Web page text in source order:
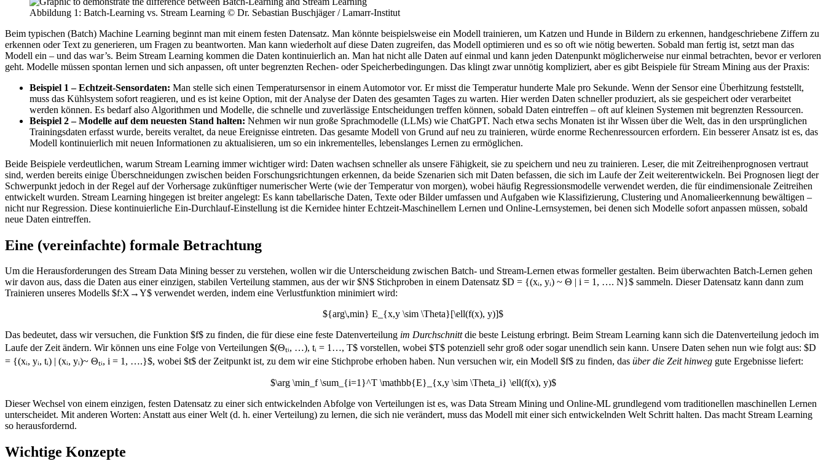
Abbildung 1: Batch-Learning vs. Stream Learning © Dr. Sebastian Buschjäger / Lamarr-Institut
Beim typischen (Batch) Machine Learning beginnt man mit einem festen Datensatz. Man könnte beispielsweise ein Modell trainieren, um Katzen und Hunde in Bildern zu erkennen, handgeschriebene Ziffern zu
erkennen oder Text zu generieren, um Fragen zu beantworten. Man kann wiederholt auf diese Daten zugreifen, das Modell optimieren und es so oft wie nötig bewerten. Sobald man fertig ist, setzt man das
Modell ein – und das war’s. Beim Stream Learning kommen die Daten kontinuierlich an. Man hat nicht alle Daten auf einmal und kann jeden Datenpunkt möglicherweise nur einmal betrachten, bevor er verloren
geht. Modelle müssen spontan lernen und sich anpassen, oft unter begrenzten Rechen- oder Speicherbedingungen. Das klingt zwar unnötig kompliziert, aber es gibt Beispiele für Stream Mining aus der Praxis:
Beispiel 1 – Echtzeit-Sensordaten: Man stelle sich einen Temperatursensor in einem Automotor vor. Er misst die Temperatur hunderte Male pro Sekunde. Wenn der Sensor eine Überhitzung feststellt,
muss das Kühlsystem sofort reagieren, und es ist keine Option, mit der Analyse der Daten des gesamten Tages zu warten. Hier werden Daten schneller produziert, als sie gespeichert oder verarbeitet
werden können. Es bedarf also Algorithmen und Modelle, die schnelle und zuverlässige Entscheidungen treffen können, sobald Daten eintreffen – oft auf kleinen Systemen mit begrenzten Ressourcen.
Beispiel 2 – Modelle auf dem neuesten Stand halten: Nehmen wir nun große Sprachmodelle (LLMs) wie ChatGPT. Nach etwa sechs Monaten ist ihr Wissen über die Welt, das in den ursprünglichen
Trainingsdaten erfasst wurde, bereits veraltet, da neue Ereignisse eintreten. Das gesamte Modell von Grund auf neu zu trainieren, würde enorme Rechenressourcen erfordern. Ein besserer Ansatz ist es, das
Modell kontinuierlich mit neuen Informationen zu aktualisieren, um so ein inkrementelles, lebenslanges Lernen zu ermöglichen.
Beide Beispiele verdeutlichen, warum Stream Learning immer wichtiger wird: Daten wachsen schneller als unsere Fähigkeit, sie zu speichern und neu zu trainieren. Leser, die mit Zeitreihenprognosen vertraut
sind, werden bereits einige Überschneidungen zwischen beiden Forschungsrichtungen erkennen, da beide Szenarien sich mit Daten befassen, die sich im Laufe der Zeit weiterentwickeln. Bei Prognosen liegt der
Schwerpunkt jedoch in der Regel auf der Vorhersage zukünftiger numerischer Werte (wie der Temperatur von morgen), wobei häufig Regressionsmodelle verwendet werden, die für eindimensionale Zeitreihen
entwickelt wurden. Stream Learning hingegen ist breiter angelegt: Es kann tabellarische Daten, Texte oder Bilder umfassen und Aufgaben wie Klassifizierung, Clustering und Anomalieerkennung bewältigen –
nicht nur Regression. Diese kontinuierliche Ein-Durchlauf-Einstellung ist die Kernidee hinter Echtzeit-Maschinellem Lernen und Online-Lernsystemen, bei denen sich Modelle sofort anpassen müssen, sobald
neue Daten eintreffen.
Eine (vereinfachte) formale Betrachtung
Um die Herausforderungen des Stream Data Mining besser zu verstehen, wollen wir die Unterscheidung zwischen Batch- und Stream-Lernen etwas formeller gestalten. Beim überwachten Batch-Lernen gehen
wir davon aus, dass die Daten aus einer einzigen, stabilen Verteilung stammen, aus der wir $N$ Stichproben in einem Datensatz $D = {(xᵢ, yᵢ) ~ Θ | i = 1, …. N}$ sammeln. Dieser Datensatz kann dann zum
Trainieren unseres Modells $f:X→Y$ verwendet werden, indem eine Verlustfunktion minimiert wird:
${arg\,min} E_{x,y \sim \Theta}[\ell(f(x), y)]$
Das bedeutet, dass wir versuchen, die Funktion $f$ zu finden, die für diese eine feste Datenverteilung im Durchschnittdie beste Leistung erbringt. Beim Stream Learning kann sich die Datenverteilung jedoch im
Laufe der Zeit ändern. Wir können uns eine Folge von Verteilungen $(Θₜᵢ, …), tᵢ = 1…, T$ vorstellen, wobei $T$ potenziell sehr groß oder sogar unendlich sein kann. Unsere Daten sehen nun wie folgt aus: $D
= {(xᵢ, yᵢ, tᵢ) | (xᵢ, yᵢ)~ Θₜᵢ, i = 1, ….}$, wobei $t$ der Zeitpunkt ist, zu dem wir eine Stichprobe erhoben haben. Nun versuchen wir, ein Modell $f$ zu finden, das über die Zeit hinweg gute Ergebnisse liefert:
$\arg \min_f \sum_{i=1}^T \mathbb{E}_{x,y \sim \Theta_i} \ell(f(x), y)$
Dieser Wechsel von einem einzigen, festen Datensatz zu einer sich entwickelnden Abfolge von Verteilungen ist es, was Data Stream Mining und Online-ML grundlegend vom traditionellen maschinellen Lernen
unterscheidet. Mit anderen Worten: Anstatt aus einer Welt (d. h. einer Verteilung) zu lernen, die sich nie verändert, muss das Modell mit einer sich entwickelnden Welt Schritt halten. Das macht Stream Learning
so herausfordernd.
Wichtige Konzepte